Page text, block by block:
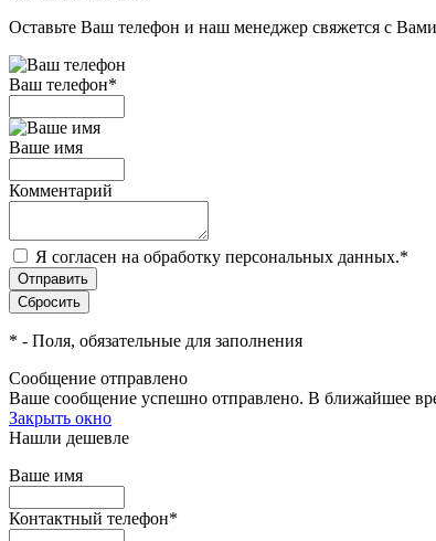
Оставьте Ваш телефон и наш менеджер свяжется с
Ваш телефон*
Ваше имя
Комментарий
Я согласен на обработку персональных данных.*
* - Поля, обязательные для заполнения
Сообщение отправлено
Ваше сообщение успешно отправлено. В ближайшее
Закрыть окно
Нашли дешевле
Ваше имя
Контактный телефон*